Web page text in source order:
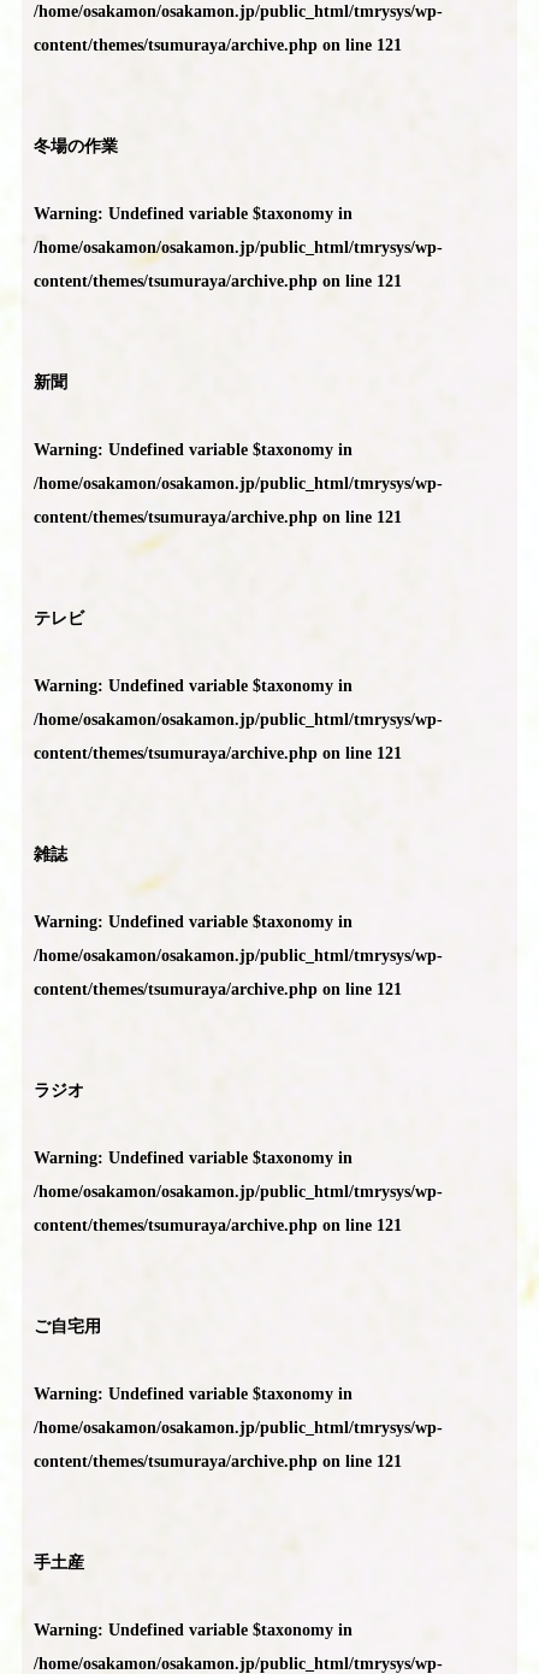
/home/osakamon/osakamon.jp/public_html/tmrysys/wp-
content/themes/tsumuraya/archive.php on line 121
冬場の作業
Warning: Undefined variable $taxonomy in
/home/osakamon/osakamon.jp/public_html/tmrysys/wp-
content/themes/tsumuraya/archive.php on line 121
新聞
Warning: Undefined variable $taxonomy in
/home/osakamon/osakamon.jp/public_html/tmrysys/wp-
content/themes/tsumuraya/archive.php on line 121
テレビ
Warning: Undefined variable $taxonomy in
/home/osakamon/osakamon.jp/public_html/tmrysys/wp-
content/themes/tsumuraya/archive.php on line 121
雑誌
Warning: Undefined variable $taxonomy in
/home/osakamon/osakamon.jp/public_html/tmrysys/wp-
content/themes/tsumuraya/archive.php on line 121
ラジオ
Warning: Undefined variable $taxonomy in
/home/osakamon/osakamon.jp/public_html/tmrysys/wp-
content/themes/tsumuraya/archive.php on line 121
ご自宅用
Warning: Undefined variable $taxonomy in
/home/osakamon/osakamon.jp/public_html/tmrysys/wp-
content/themes/tsumuraya/archive.php on line 121
手土産
Warning: Undefined variable $taxonomy in
/home/osakamon/osakamon.jp/public_html/tmrysys/wp-